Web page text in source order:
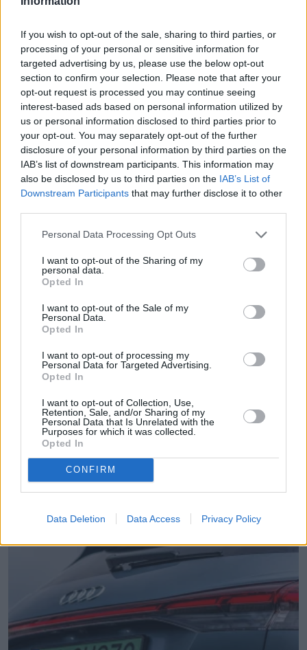
If you wish to opt-out of the sale, sharing to third parties, or
processing of your personal or sensitive information for
targeted advertising by us, please use the below opt-out
section to confirm your selection. Please note that after your
opt-out request is processed you may continue seeing
interest-based ads based on personal information utilized by
us or personal information disclosed to third parties prior to
your opt-out. You may separately opt-out of the further
disclosure of your personal information by third parties on the
IAB’s list of downstream participants. This information may
also be disclosed by us to third parties on the IAB’s List of
Downstream Participants that may further disclose it to other
Personal Data Processing Opt Outs
I want to opt-out of the Sharing of my
personal data.
Opted In
I want to opt-out of the Sale of my
Personal Data.
Opted In
I want to opt-out of processing my
Personal Data for Targeted Advertising.
Opted In
I want to opt-out of Collection, Use,
Retention, Sale, and/or Sharing of my
Personal Data that Is Unrelated with the
Purposes for which it was collected.
Opted In
CONFIRM
Data Deletion Data Access Privacy Policy
europejskich klientów, w tym Polaków? Premium
terenówki sprzedają się u nas całkiem dobrze, więc
nowy model może okazać się hitem. Na efekt
końcowy musimy jednak poczekać do 2027 roku.
pod Warszawą (Janówek Pierwszy) |
kierunek:GÓRY #4